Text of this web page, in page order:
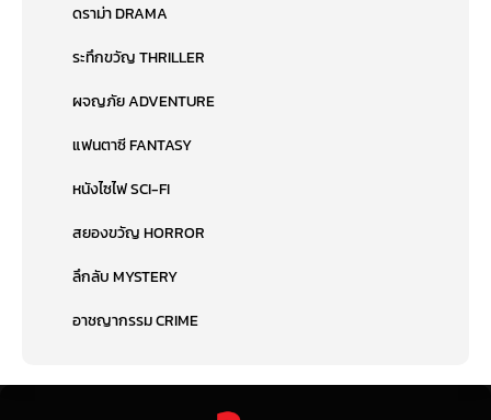
ดราม่า DRAMA
ระทึกขวัญ THRILLER
ผจญภัย ADVENTURE
แฟนตาซี FANTASY
หนังไซไฟ SCI-FI
สยองขวัญ HORROR
ลึกลับ MYSTERY
อาชญากรรม CRIME